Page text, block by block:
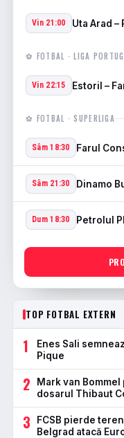
Vin 21:00 Uta Arad –
⚽ FOTBAL · LIGA
Vin 22:15 Estoril –
⚽ FOTBAL · SUPERLIGA
Sâm 18:30 Farul
Sâm 21:30 Dinamo
Dum 18:30 Petrolul
TOP FOTBAL EXTERN
1
Enes Sali
Pique
2
Mark van
dosarul Thibaut
3
FCSB pierde
Belgrad atacă